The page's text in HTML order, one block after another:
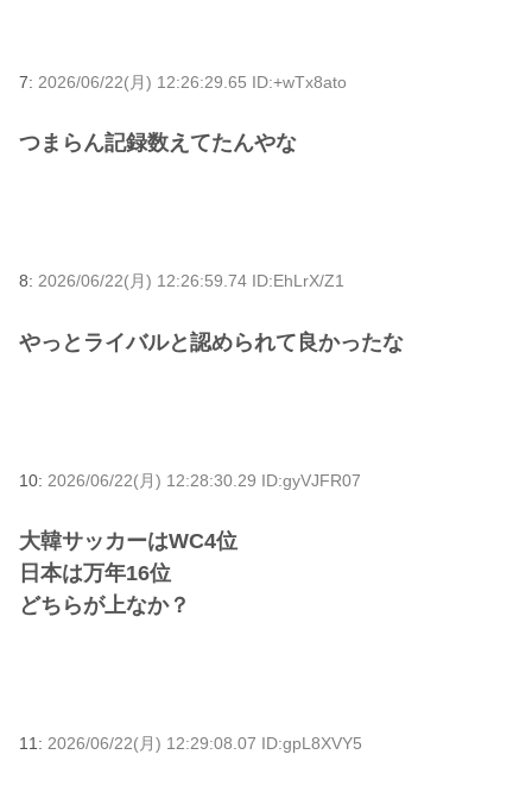
7: 2026/06/22(月) 12:26:29.65 ID:+wTx8ato
つまらん記録数えてたんやな
8: 2026/06/22(月) 12:26:59.74 ID:EhLrX/Z1
やっとライバルと認められて良かったな
10: 2026/06/22(月) 12:28:30.29 ID:gyVJFR07
大韓サッカーはWC4位
日本は万年16位
どちらが上なか？
11: 2026/06/22(月) 12:29:08.07 ID:gpL8XVY5